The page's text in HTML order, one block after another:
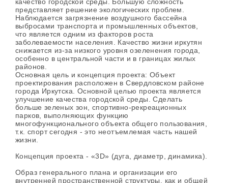
представляет решение экологических проблем.
Наблюдается загрязнение воздушного бассейна
выбросами транспорта и промышленных объектов,
что является одним из факторов роста
заболеваемости населения. Качество жизни иркутян
снижается из-за низкого уровня озеленения города,
особенно в центральной части и в границах жилых
районов.
Основная цель и концепция проекта: Объект
проектирования расположен в Свердловском районе
города Иркутска. Основной целью проекта является
улучшение качества городской среды. Сделать
больше зеленых зон, спортивно-рекреационных
парков, выполняющих функцию
многофункционального объекта общего пользования,
т.к. спорт сегодня - это неотъемлемая часть нашей
жизни.
Концепция проекта - «3D» (дуга, диаметр, динамика).
Образ генерального плана и организации его
внутренней пространственной структуры, как и общей